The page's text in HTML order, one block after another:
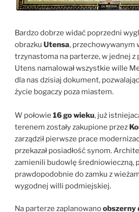
Bardzo dobrze widać poprzedni
obrazku Utensa, przechowywanym
trzynastoma na parterze, w jednej z
Utens namalował wszystkie wille
dla nas dzisiaj dokument,
życie bogaczy poza miastem.
W połowie 16 go wieku, już
terenem zostały zakupione przez
zarządził pierwsze prace
przekazał posiadłość synom.
zamienili budowlę średniowieczną,
prawdopodobnie do zamku z
wygodnej willi podmiejskiej.
Na parterze zaplanowanoobszerny